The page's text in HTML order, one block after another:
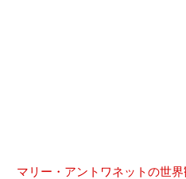
マリー・アントワネットの世